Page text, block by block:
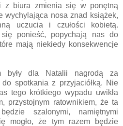
z biura zmienia się w ponętną
wychylająca nosa znad książek,
uczucia i czułości kobietą.
ponieść, popychają nas do
mają niekiedy konsekwencje
były dla Natalii nagrodą za
spotkania z przyjaciółką. Nie
tego krótkiego wypadu uwikła
przystojnym ratownikiem, że ta
szalonymi, namiętnymi
mogło, że tym razem będzie